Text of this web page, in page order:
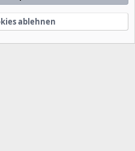
2022 XenForo Ltd.
ablehnen